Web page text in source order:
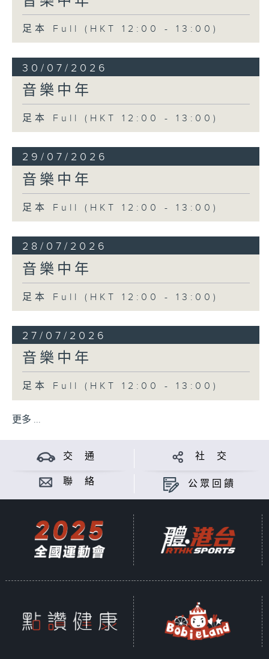
足本 Full (HKT 12:00 - 13:00)
30/07/2026
音樂中年
足本 Full (HKT 12:00 - 13:00)
29/07/2026
音樂中年
足本 Full (HKT 12:00 - 13:00)
28/07/2026
音樂中年
足本 Full (HKT 12:00 - 13:00)
27/07/2026
音樂中年
足本 Full (HKT 12:00 - 13:00)
更多 ...
交 通 社 交
聯 絡 公眾回饋